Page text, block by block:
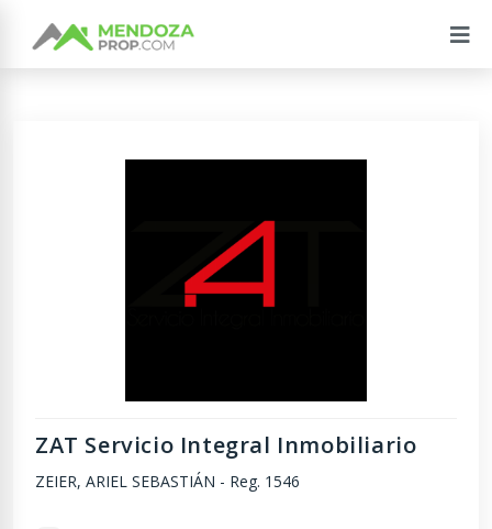
ZAT Servicio Integral Inmobiliario
ZEIER, ARIEL SEBASTIÁN - Reg. 1546